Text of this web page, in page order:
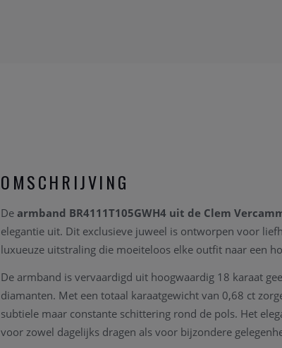
OMSCHRIJVING
De armband BR4111T105GWH4 uit de Clem
elegantie uit. Dit exclusieve juweel is ontworpen voor
luxueuze uitstraling die moeiteloos elke outfit naar een
De armband is vervaardigd uit hoogwaardig 18 karaat
diamanten. Met een totaal karaatgewicht van 0,68 ct
subtiele maar constante schittering rond de pols. Het
voor zowel dagelijks dragen als voor bijzondere